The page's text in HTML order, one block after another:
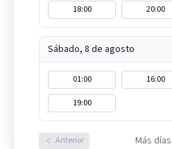
18:00
20:00
Sábado, 8 de agosto
01:00 16:00
19:00
Anterior Más días